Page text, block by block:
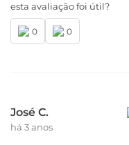
Wi-fi
802.11 a/b/g/n/ac |
GPS, AGPS,
esta avaliação foi útil?
0 0
José C.
há 3 anos